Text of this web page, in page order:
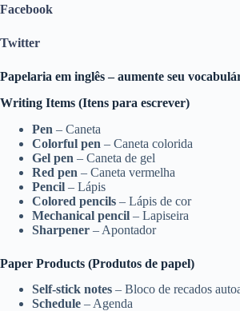
Facebook
Twitter
Papelaria em inglês – aumente seu
Writing Items (Itens para escrever)
Pen – Caneta
Colorful pen – Caneta colorida
Gel pen – Caneta de gel
Red pen – Caneta vermelha
Pencil – Lápis
Colored pencils – Lápis de cor
Mechanical pencil – Lapiseira
Sharpener – Apontador
Paper Products (Produtos de papel)
Self-stick notes – Bloco de recados
Schedule – Agenda